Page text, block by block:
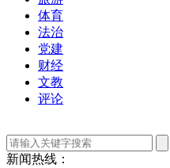
体育
法治
党建
财经
文教
评论
新闻热线：